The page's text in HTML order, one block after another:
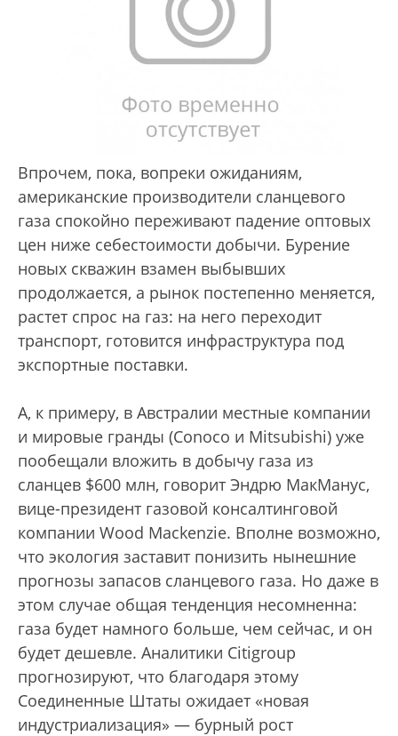
Впрочем, пока, вопреки ожиданиям,
американские производители сланцевого
газа спокойно переживают падение оптовых
цен ниже себестоимости добычи. Бурение
новых скважин взамен выбывших
продолжается, а рынок постепенно меняется,
растет спрос на газ: на него переходит
транспорт, готовится инфраструктура под
экспортные поставки.
А, к примеру, в Австралии местные компании
и мировые гранды (Conoco и Mitsubishi) уже
пообещали вложить в добычу газа из
сланцев $600 млн, говорит Эндрю МакМанус,
вице-президент газовой консалтинговой
компании Wood Mackenzie. Вполне возможно,
что экология заставит понизить нынешние
прогнозы запасов сланцевого газа. Но даже в
этом случае общая тенденция несомненна:
газа будет намного больше, чем сейчас, и он
будет дешевле. Аналитики Citigroup
прогнозируют, что благодаря этому
Соединенные Штаты ожидает «новая
индустриализация» — бурный рост